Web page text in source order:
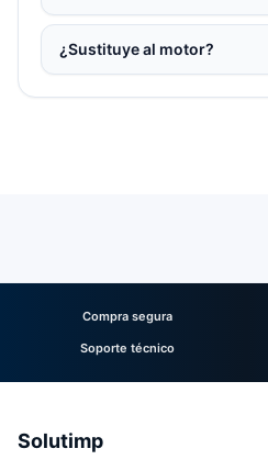
¿Sustituye al motor?
Compra segura
Soporte técnico
Solutimp